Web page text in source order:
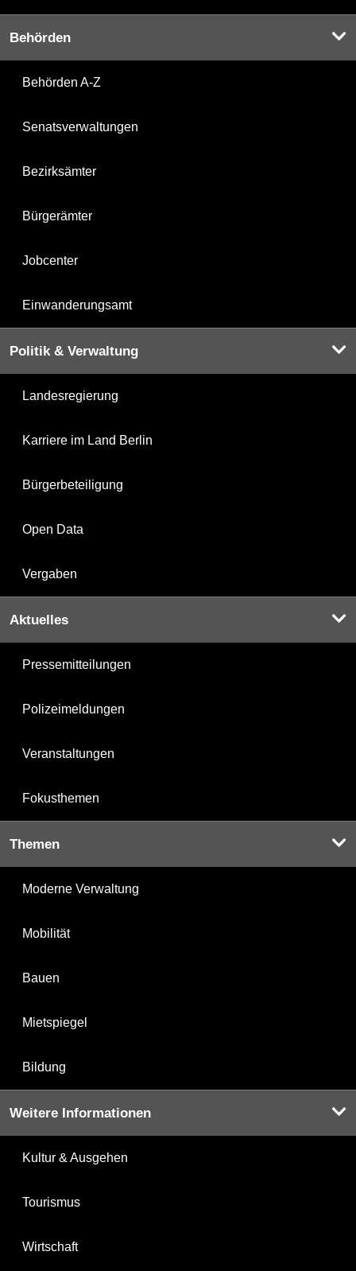
Behörden
Behörden A-Z
Senatsverwaltungen
Bezirksämter
Bürgerämter
Jobcenter
Einwanderungsamt
Politik & Verwaltung
Landesregierung
Karriere im Land Berlin
Bürgerbeteiligung
Open Data
Vergaben
Aktuelles
Pressemitteilungen
Polizeimeldungen
Veranstaltungen
Fokusthemen
Themen
Moderne Verwaltung
Mobilität
Bauen
Mietspiegel
Bildung
Weitere Informationen
Kultur & Ausgehen
Tourismus
Wirtschaft